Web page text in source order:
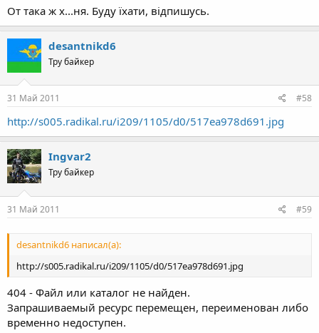
От така ж х...ня. Буду їхати, відпишусь.
desantnikd6
Тру байкер
31 Май 2011 #58
http://s005.radikal.ru/i209/1105/d0/517ea978d691.jpg
Ingvar2
Тру байкер
31 Май 2011 #59
desantnikd6 написал(а):
http://s005.radikal.ru/i209/1105/d0/517ea978d691.jpg
404 - Файл или каталог не найден.
Запрашиваемый ресурс перемещен, переименован либо
временно недоступен.